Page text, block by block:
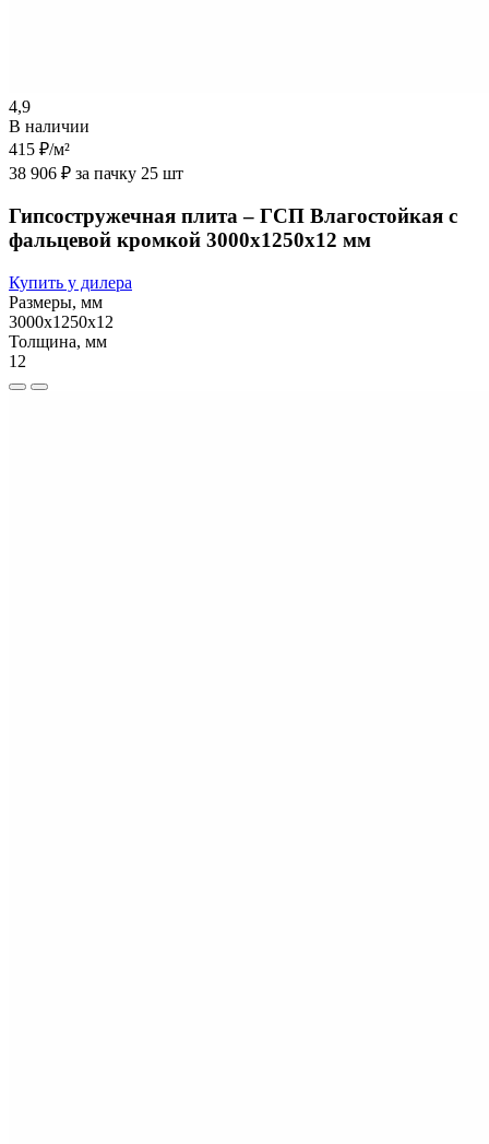
4,9
В наличии
415 ₽/м²
38 906 ₽ за пачку 25 шт
Гипсостружечная плита – ГСП Влагостойкая с
фальцевой кромкой 3000х1250х12 мм
Купить у дилера
Размеры, мм
3000х1250х12
Толщина, мм
12